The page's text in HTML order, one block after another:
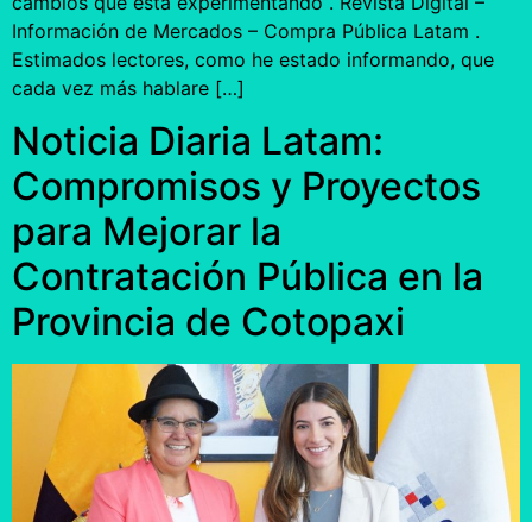
Información de Mercados – Compra Pública Latam .
Estimados lectores, como he estado informando, que
cada vez más hablare […]
Noticia Diaria Latam:
Compromisos y Proyectos
para Mejorar la
Contratación Pública en la
Provincia de Cotopaxi